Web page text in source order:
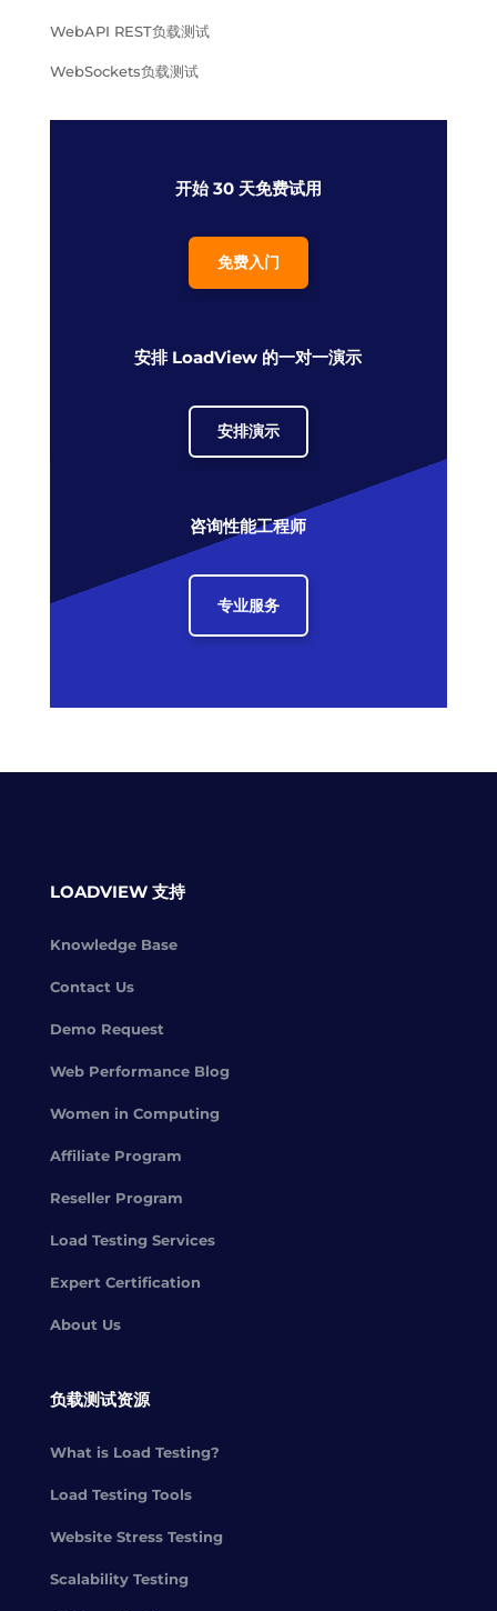
WebAPI REST负载测试
WebSockets负载测试
开始 30 天免费试用
免费入门
安排 LoadView 的一对一演示
安排演示
咨询性能工程师
专业服务
LOADVIEW 支持
Knowledge Base
Contact Us
Demo Request
Web Performance Blog
Women in Computing
Affiliate Program
Reseller Program
Load Testing Services
Expert Certification
About Us
负载测试资源
What is Load Testing?
Load Testing Tools
Website Stress Testing
Scalability Testing